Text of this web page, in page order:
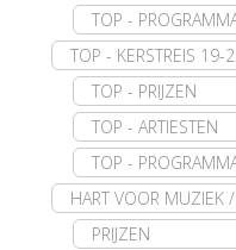
TOP -
TOP - KERSTREIS
TOP - PRIJZEN
TOP - ARTIESTEN
TOP -
HART VOOR MUZIEK
PRIJZEN